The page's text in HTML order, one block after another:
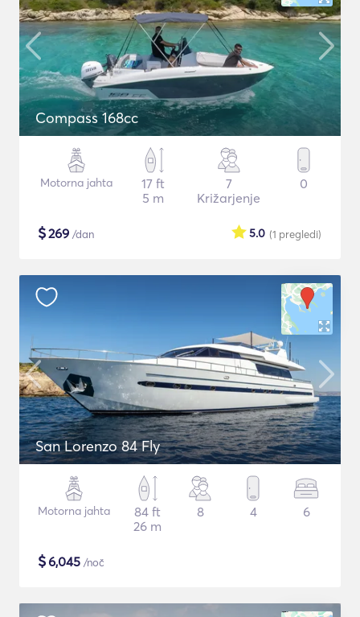
Compass 168cc
Motorna jahta
17 ft
5 m
7
Križarjenje
0
$269 /dan (1 pregledi)
5.0
San Lorenzo 84 Fly
Motorna jahta
84 ft
26 m
8 4 6
$6,045 /noč